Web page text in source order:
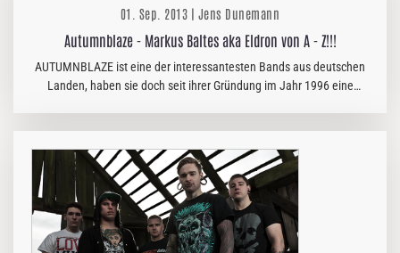
01. Sep. 2013 | Jens Dunemann
Autumnblaze - Markus Baltes aka Eldron von A - Z!!!
AUTUMNBLAZE ist eine der interessantesten Bands aus deutschen
Landen, haben sie doch seit ihrer Gründung im Jahr 1996 eine